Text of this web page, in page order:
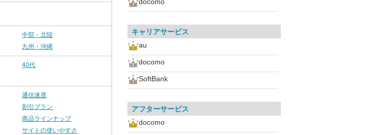
中部・北陸
九州・沖縄
40代
通信速度
割引プラン
商品ラインナップ
サイトの使いやすさ
キャリアサービス
au
docomo
SoftBank
アフターサービス
docomo